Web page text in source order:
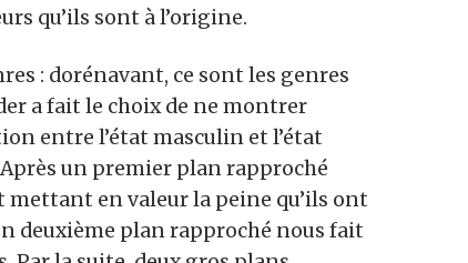
qu’ils sont à l’origine.
: dorénavant, ce sont les genres
a fait le choix de ne montrer
entre l’état masculin et l’état
un premier plan rapproché
mettant en valeur la peine qu’ils ont
deuxième plan rapproché nous fait